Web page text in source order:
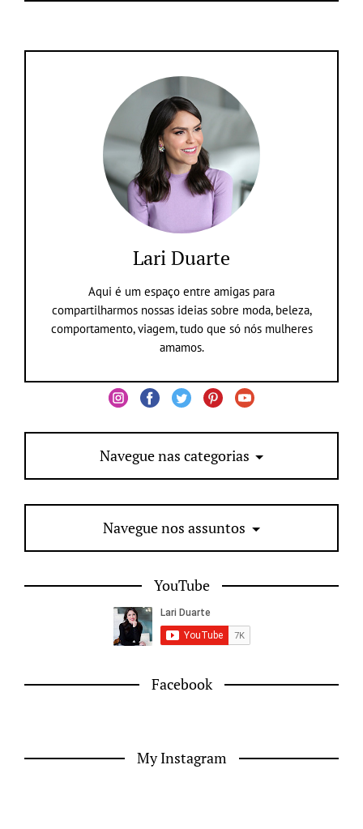
Lari Duarte
Aqui é um espaço entre amigas para
compartilharmos nossas ideias sobre moda, beleza,
comportamento, viagem, tudo que só nós mulheres
amamos.
Navegue nas categorias
Navegue nos assuntos
YouTube
Facebook
My Instagram